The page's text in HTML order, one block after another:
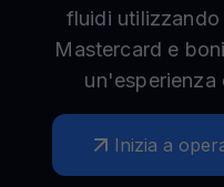
fluidi
Mastercard e
un'esperienza
Inizia a